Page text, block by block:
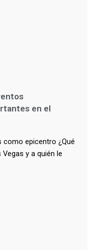
en el
como epicentro ¿Qué
y a quién le